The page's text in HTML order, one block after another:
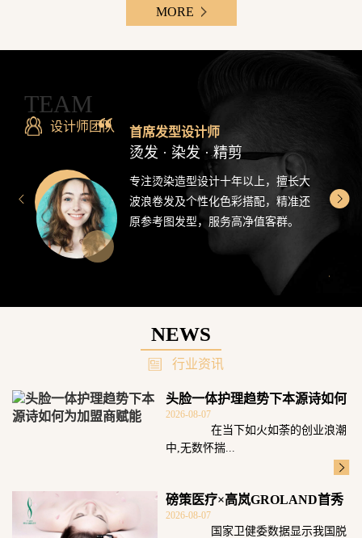
MORE
TEAM
设计师团队 首席发型设计师
烫发 · 染发 · 精剪
专注烫染造型设计十年以上，擅长大
波浪卷发及个性化色彩搭配，精准还
原参考图发型，服务高净值客群。
NEWS
行业资讯
头脸一体护理趋势下本源诗如何
为加盟商赋能
2026-08-07
在当下如火如荼的创业浪潮
中,无数怀揣...
磅策医疗×高岚GROLAND首秀
广州发博
2026-08-07
国家卫健委数据显示我国脱